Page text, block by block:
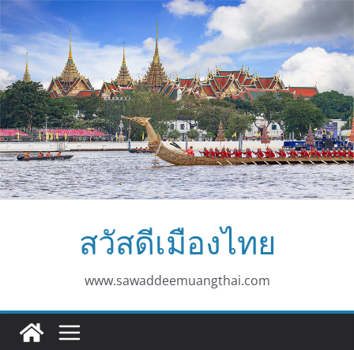
Skip
to
content
สวัสดีเมืองไทย
www.sawaddeemuangthai.com